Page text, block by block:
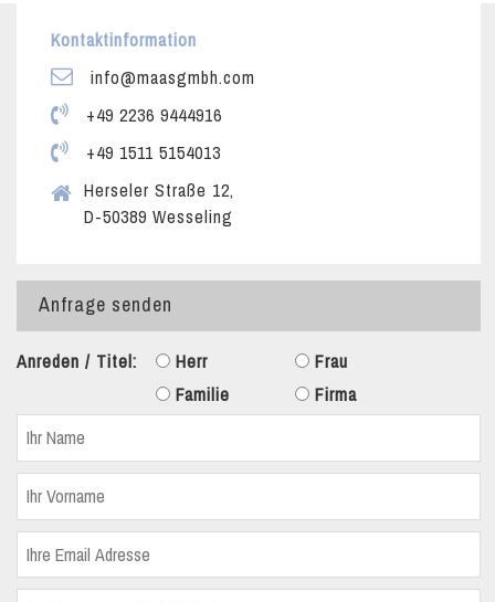
Kontaktinformation
info@maasgmbh.com
+49 2236 9444916
+49 1511 5154013
Herseler Straße 12,
D-50389 Wesseling
Anfrage senden
Anreden / Titel: Herr
Frau
Familie
Firma